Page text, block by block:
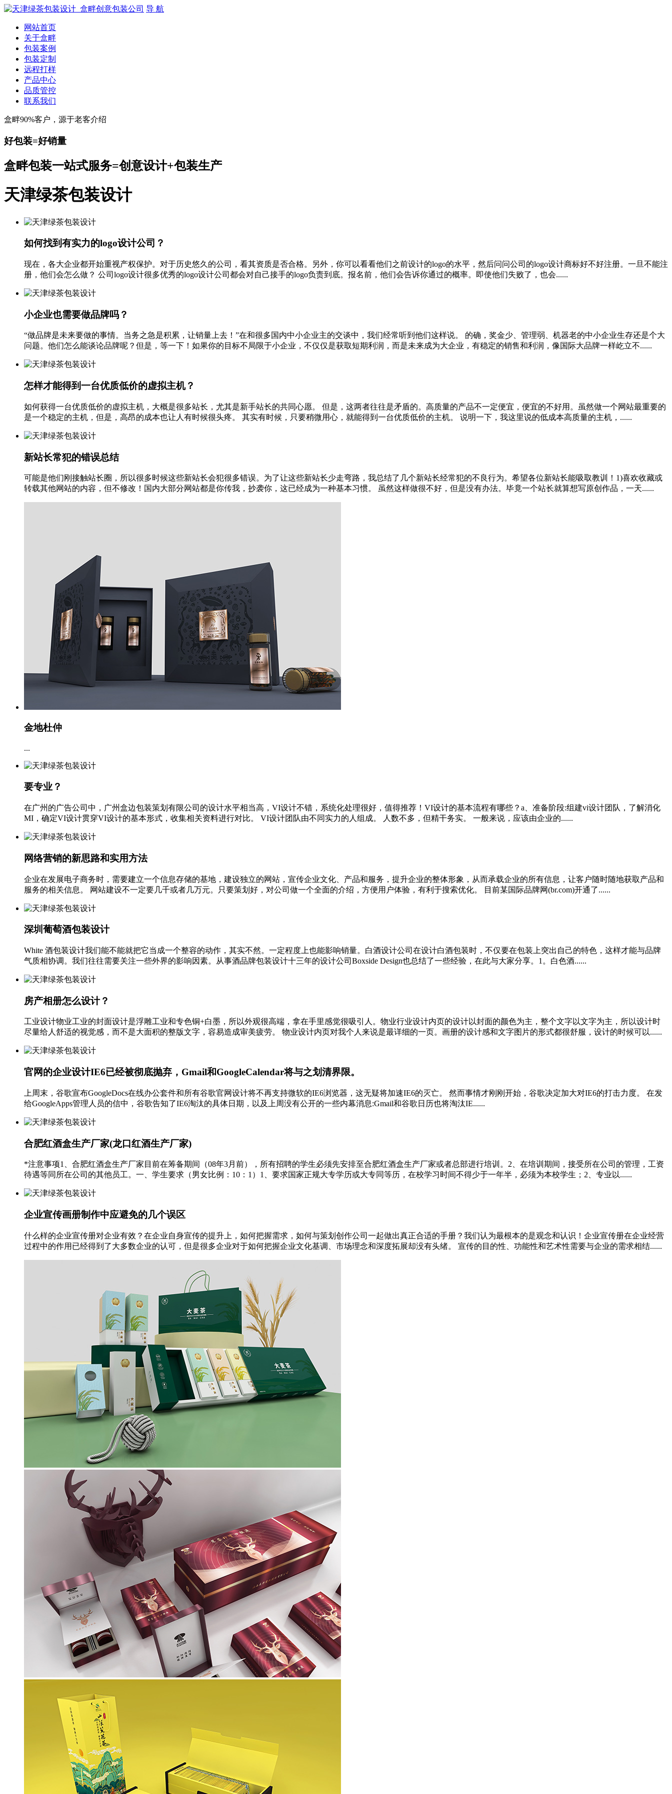
导 航
网站首页
关于盒畔
包装案例
包装定制
远程打样
产品中心
品质管控
联系我们
盒畔90%客户，源于老客介绍
好包装=好销量
盒畔包装一站式服务=创意设计+包装生产
天津绿茶包装设计
如何找到有实力的logo设计公司？
现在，各大企业都开始重视产权保护。对于历史悠久的公司，看其资质是否合格。另外，你可以看看他们之前设计的logo的水平，然后问问公司的logo设计商标好不好注册。一旦不能注
册，他们会怎么做？ 公司logo设计很多优秀的logo设计公司都会对自己接手的logo负责到底。报名前，他们会告诉你通过的概率。即使他们失败了，也会......
小企业也需要做品牌吗？
“做品牌是未来要做的事情。当务之急是积累，让销量上去！”在和很多国内中小企业主的交谈中，我们经常听到他们这样说。 的确，奖金少、管理弱、机器老的中小企业生存还是个大
问题。他们怎么能谈论品牌呢？但是，等一下！如果你的目标不局限于小企业，不仅仅是获取短期利润，而是未来成为大企业，有稳定的销售和利润，像国际大品牌一样屹立不......
怎样才能得到一台优质低价的虚拟主机？
如何获得一台优质低价的虚拟主机，大概是很多站长，尤其是新手站长的共同心愿。 但是，这两者往往是矛盾的。高质量的产品不一定便宜，便宜的不好用。虽然做一个网站最重要的
是一个稳定的主机，但是，高昂的成本也让人有时候很头疼。 其实有时候，只要稍微用心，就能得到一台优质低价的主机。 说明一下，我这里说的低成本高质量的主机，......
新站长常犯的错误总结
可能是他们刚接触站长圈，所以很多时候这些新站长会犯很多错误。为了让这些新站长少走弯路，我总结了几个新站长经常犯的不良行为。希望各位新站长能吸取教训！1)喜欢收藏或
转载其他网站的内容，但不修改！国内大部分网站都是你传我，抄袭你，这已经成为一种基本习惯。 虽然这样做很不好，但是没有办法。毕竟一个站长就算想写原创作品，一天......
金地杜仲
...
要专业？
在广州的广告公司中，广州盒边包装策划有限公司的设计水平相当高，VI设计不错，系统化处理很好，值得推荐！VI设计的基本流程有哪些？a、准备阶段:组建vi设计团队，了解消化
MI，确定VI设计贯穿VI设计的基本形式，收集相关资料进行对比。 VI设计团队由不同实力的人组成。 人数不多，但精干务实。 一般来说，应该由企业的......
网络营销的新思路和实用方法
企业在发展电子商务时，需要建立一个信息存储的基地，建设独立的网站，宣传企业文化、产品和服务，提升企业的整体形象，从而承载企业的所有信息，让客户随时随地获取产品和
服务的相关信息。 网站建设不一定要几千或者几万元。只要策划好，对公司做一个全面的介绍，方便用户体验，有利于搜索优化。 目前某国际品牌网(br.com)开通了......
深圳葡萄酒包装设计
White 酒包装设计我们能不能就把它当成一个整容的动作，其实不然。一定程度上也能影响销量。白酒设计公司在设计白酒包装时，不仅要在包装上突出自己的特色，这样才能与品牌
气质相协调。我们往往需要关注一些外界的影响因素。从事酒品牌包装设计十三年的设计公司Boxside Design也总结了一些经验，在此与大家分享。1。白色酒......
房产相册怎么设计？
工业设计物业工业的封面设计是浮雕工业和专色铜+白墨，所以外观很高端，拿在手里感觉很吸引人。物业行业设计内页的设计以封面的颜色为主，整个文字以文字为主，所以设计时
尽量给人舒适的视觉感，而不是大面积的整版文字，容易造成审美疲劳。 物业设计内页对我个人来说是最详细的一页。画册的设计感和文字图片的形式都很舒服，设计的时候可以......
官网的企业设计IE6已经被彻底抛弃，Gmail和GoogleCalendar将与之划清界限。
上周末，谷歌宣布GoogleDocs在线办公套件和所有谷歌官网设计将不再支持微软的IE6浏览器，这无疑将加速IE6的灭亡。 然而事情才刚刚开始，谷歌决定加大对IE6的打击力度。 在发
给GoogleApps管理人员的信中，谷歌告知了IE6淘汰的具体日期，以及上周没有公开的一些内幕消息:Gmail和谷歌日历也将淘汰IE......
合肥红酒盒生产厂家(龙口红酒生产厂家)
*注意事项1、合肥红酒盒生产厂家目前在筹备期间（08年3月前），所有招聘的学生必须先安排至合肥红酒盒生产厂家或者总部进行培训。2、在培训期间，接受所在公司的管理，工资
待遇等同所在公司的其他员工。一、学生要求（男女比例：10：1）1、要求国家正规大专学历或大专同等历，在校学习时间不得少于一年半，必须为本校学生；2、专业以......
企业宣传画册制作中应避免的几个误区
什么样的企业宣传册对企业有效？在企业自身宣传的提升上，如何把握需求，如何与策划创作公司一起做出真正合适的手册？我们认为最根本的是观念和认识！企业宣传册在企业经营
过程中的作用已经得到了大多数企业的认可，但是很多企业对于如何把握企业文化基调、市场理念和深度拓展却没有头绪。 宣传的目的性、功能性和艺术性需要与企业的需求相结......